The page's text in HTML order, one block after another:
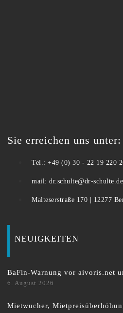
Sie erreichen uns unter:
Tel.: +49 (0) 30 - 22 19 220
mail: dr.schulte@dr-schulte.de
Malteserstraße 170 | 12277
NEUIGKEITEN
BaFin-Warnung vor aivoris.net
6. August 2026
Mietwucher,